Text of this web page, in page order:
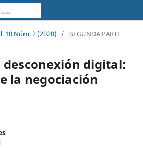
10 Núm. 2 (2020) / SEGUNDA PARTE
desconexión digital:
la negociación